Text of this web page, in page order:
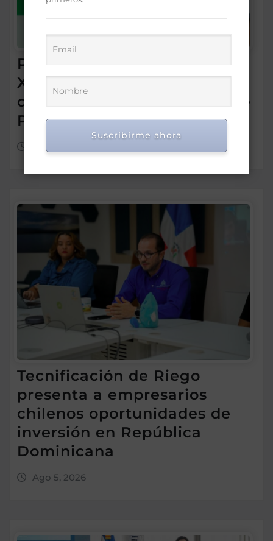
Presidente Abinader abrirá
XVI congreso internacional
de dirección de proyectos de
PMI República Dominicana
Tecnificación de Riego
presenta a empresarios
chilenos oportunidades de
inversión en República
Dominicana
Ago 5, 2026
Suscribirme ahora